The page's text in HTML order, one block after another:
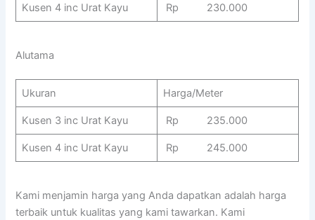
Kusen 4 inc Urat Kayu Rp 230.000
Alutama
Ukuran Harga/Meter
Kusen 3 inc Urat Kayu Rp 235.000
Kusen 4 inc Urat Kayu Rp 245.000
Kami menjamin harga yang Anda dapatkan adalah harga
terbaik untuk kualitas yang kami tawarkan. Kami